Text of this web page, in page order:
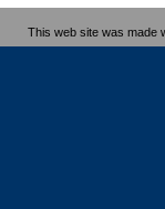
This web site was made